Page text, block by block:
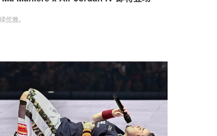
优雅。